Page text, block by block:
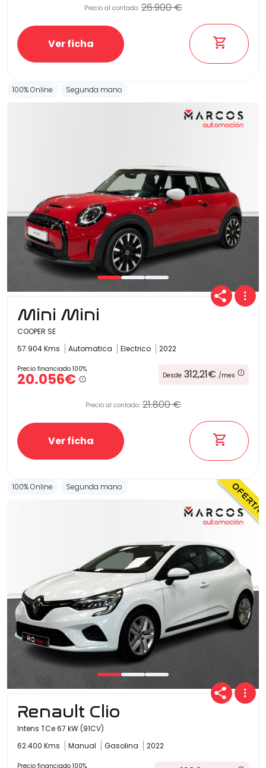
Precio al contado: 26.900 €
Ver ficha
100% Online Segunda mano
Mini Mini
COOPER SE
57.904 Kms
Automatica Electrico 2022
Precio financiado 100%
20.056€ Desde 312,21€ /mes
Precio al contado: 21.800 €
Ver ficha
100% Online Segunda mano
Renault Clio
Intens TCe 67 kW (91CV)
62.400 Kms
Manual Gasolina 2022
Precio financiado 100%